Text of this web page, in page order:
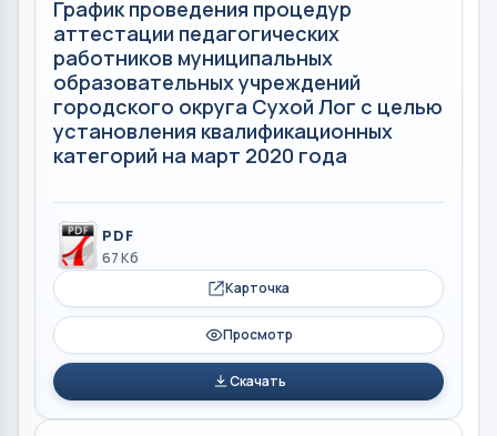
График проведения процедур
аттестации педагогических
работников муниципальных
образовательных учреждений
городского округа Сухой Лог с целью
установления квалификационных
категорий на март 2020 года
PDF
67 Кб
Карточка
Просмотр
Скачать